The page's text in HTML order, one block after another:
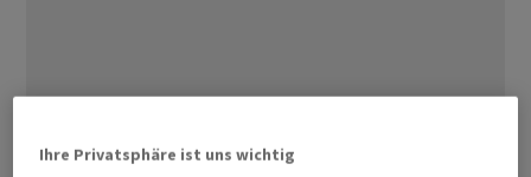
Ihre Privatsphäre ist uns wichtig